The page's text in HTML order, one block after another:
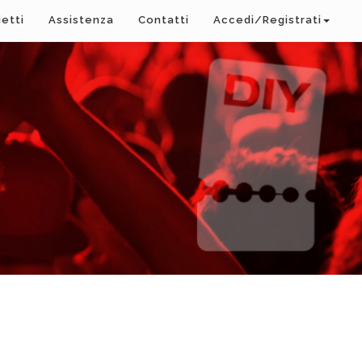
Assistenza Contatti Accedi/Registrati